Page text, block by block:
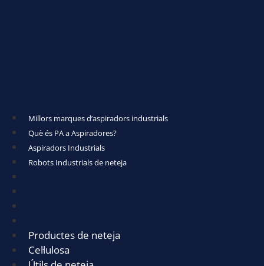
Millors marques d’aspiradors industrials
Què és PA a Aspiradores?
Aspiradors Industrials
Robots Industrials de neteja
Productes de neteja
Cel·lulosa